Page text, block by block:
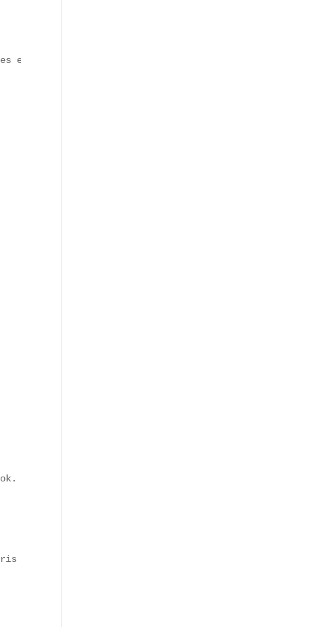
et hashtags dédiés.
(Quartier Arts-et-Métiers, Rue Montorgueil…) :